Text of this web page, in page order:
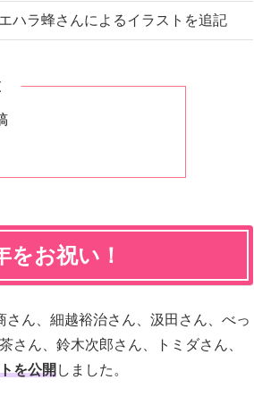
ハラ蜂さんによるイラストを追記
をお祝い！
さん、細越裕治さん、汲田さん、べっ
さん、鈴木次郎さん、トミダさん、
を公開しました。